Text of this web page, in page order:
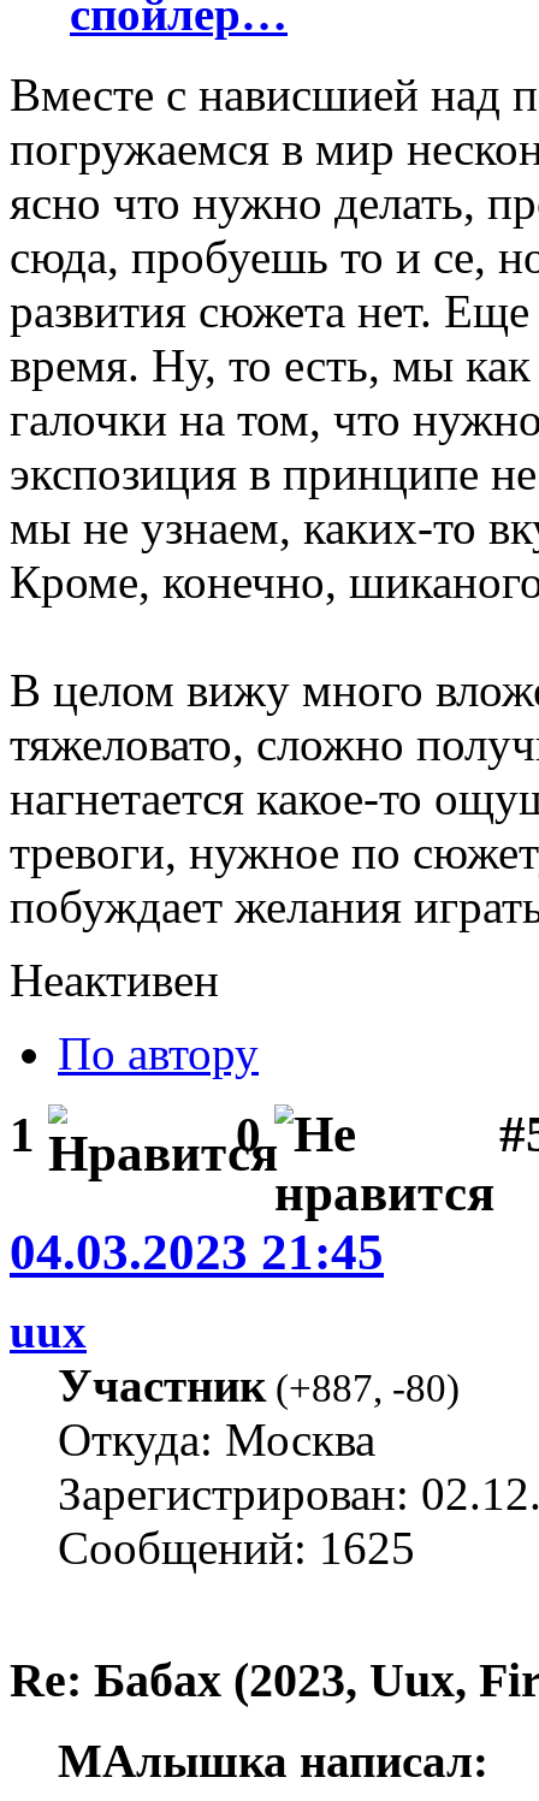
спойлер…
Вместе с нависшией над
погружаемся в мир
ясно что нужно делать,
сюда, пробуешь то и се,
развития сюжета нет.
время. Ну, то есть, мы
галочки на том, что
экспозиция в принципе
мы не узнаем, каких-то
Кроме, конечно,
В целом вижу много
тяжеловато, сложно
нагнетается какое-то
тревоги, нужное по
побуждает желания
Неактивен
По автору
1 0
04.03.2023 21:45
uux
Участник(+887, -80)
Откуда: Москва
Зарегистрирован:
Сообщений: 1625
Re: Бабах (2023, Uux,
МАлышка написал: